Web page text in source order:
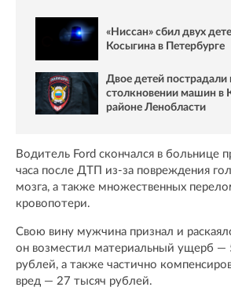
«Ниссан» сбил двух
Косыгина в Петербурге
Двое детей пострадали
столкновении машин в
районе Ленобласти
Водитель Ford скончался в больнице
часа после ДТП из-за повреждения
мозга, а также множественных
кровопотери.
Свою вину мужчина признал и
он возместил материальный ущерб —
рублей, а также частично
вред — 27 тысяч рублей.